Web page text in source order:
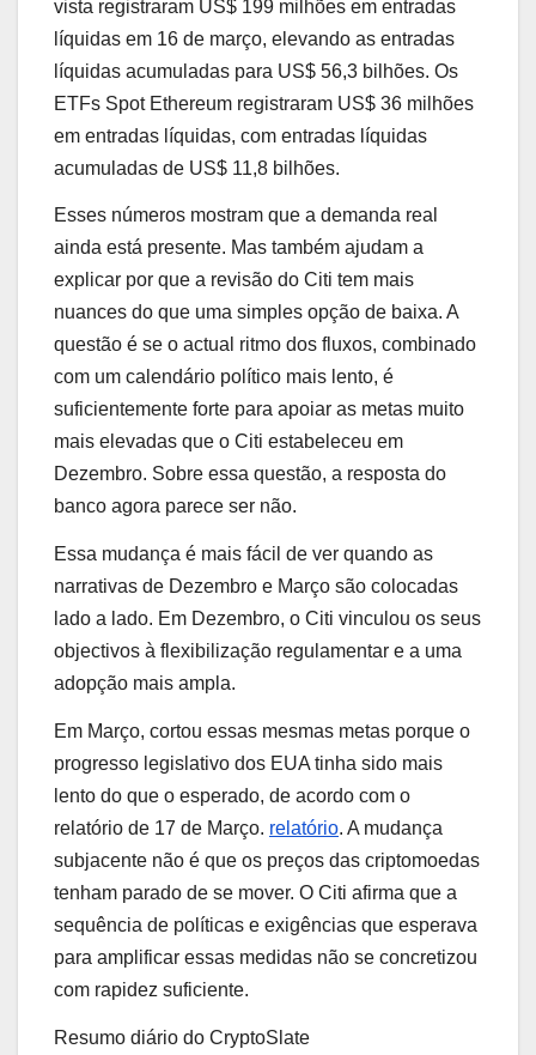
vista registraram US$ 199 milhões em entradas
líquidas em 16 de março, elevando as entradas
líquidas acumuladas para US$ 56,3 bilhões. Os
ETFs Spot Ethereum registraram US$ 36 milhões
em entradas líquidas, com entradas líquidas
acumuladas de US$ 11,8 bilhões.
Esses números mostram que a demanda real
ainda está presente. Mas também ajudam a
explicar por que a revisão do Citi tem mais
nuances do que uma simples opção de baixa. A
questão é se o actual ritmo dos fluxos, combinado
com um calendário político mais lento, é
suficientemente forte para apoiar as metas muito
mais elevadas que o Citi estabeleceu em
Dezembro. Sobre essa questão, a resposta do
banco agora parece ser não.
Essa mudança é mais fácil de ver quando as
narrativas de Dezembro e Março são colocadas
lado a lado. Em Dezembro, o Citi vinculou os seus
objectivos à flexibilização regulamentar e a uma
adopção mais ampla.
Em Março, cortou essas mesmas metas porque o
progresso legislativo dos EUA tinha sido mais
lento do que o esperado, de acordo com o
relatório de 17 de Março. relatório. A mudança
subjacente não é que os preços das criptomoedas
tenham parado de se mover. O Citi afirma que a
sequência de políticas e exigências que esperava
para amplificar essas medidas não se concretizou
com rapidez suficiente.
Resumo diário do CryptoSlate